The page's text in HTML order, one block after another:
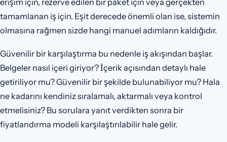
erişim için, rezerve edilen bir paket için veya gerçekten
tamamlanan iş için. Eşit derecede önemli olan ise, sistemin
olmasına rağmen sizde hangi manuel adımların kaldığıdır.
Güvenilir bir karşılaştırma bu nedenle iş akışından başlar.
Belgeler nasıl içeri giriyor? İçerik açısından detaylı hale
getiriliyor mu? Güvenilir bir şekilde bulunabiliyor mu? Hala
ne kadarını kendiniz sıralamalı, aktarmalı veya kontrol
etmelisiniz? Bu sorulara yanıt verdikten sonra bir
fiyatlandırma modeli karşılaştırılabilir hale gelir.